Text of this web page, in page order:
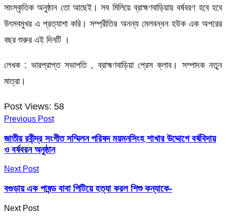
সাংস্কৃতিক অনুষ্ঠান তো আছেই। সব মিলিয়ে ব্রাহ্মণবাড়িয়ায় বর্ষবরণ হবে হবে
উৎসবমুখর এ প্রত্যাশা করি। সম্প্রীতির অনন্য মেলবন্ধন হউক এক অপরের
বছর শুরুর এই দিনটি ।
লেখক : ভারপ্রাপ্ত সভাপতি , ব্রাহ্মণবাড়িয়া প্রেস ক্লাব। সম্পাদক নতুন
মাত্রা।
Post Views: 58
Previous Post
জাতীয় রবীন্দ্র সংগীত সম্মিলন পরিষদ ময়মনসিংহ শাখার উদ্দোগে বর্ষবিদায়
ও বর্ষবরন অনুষ্ঠান
Next Post
বগুড়ায় এক পাষন্ড বাবা পিটিয়ে হত্যা করল শিশু কন্যাকে-
Next Post